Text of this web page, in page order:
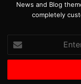
News and Blog
completely
your
Email